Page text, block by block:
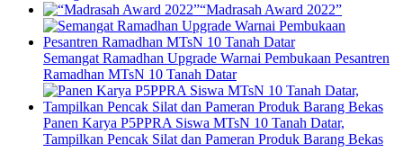
“Madrasah Award 2022”
Semangat Ramadhan Upgrade Warnai Pembukaan Pesantren
Ramadhan MTsN 10 Tanah Datar
Panen Karya P5PPRA Siswa MTsN 10 Tanah Datar,
Tampilkan Pencak Silat dan Pameran Produk Barang Bekas